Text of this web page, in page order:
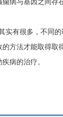
病与基因之间
实有很多，不同
方法才能取得
病的治疗。